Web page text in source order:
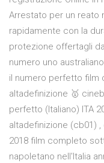
Arrestato per un reato
rapidamente con la
protezione offertagli
numero uno
il numero perfetto film
altadefinizione 🥇
perfetto (Italiano) ITA
altadefinizione (cb01)
2018 film completo
napoletano nell'Italia